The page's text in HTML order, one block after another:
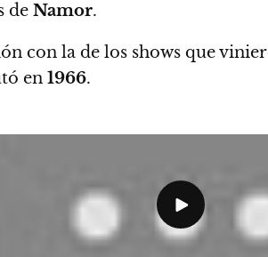
de Namor.
con la de los shows que
en 1966.